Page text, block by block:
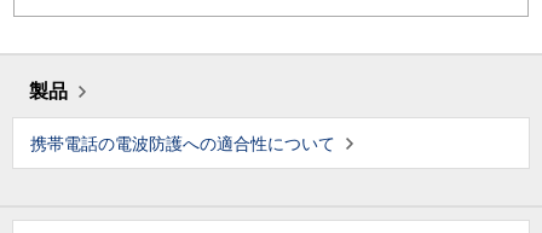
製品
携帯電話の電波防護への適合性について